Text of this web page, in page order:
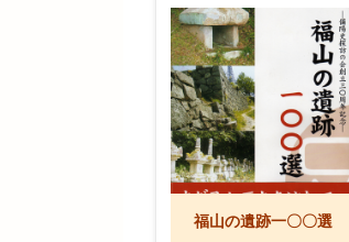
福山の遺跡一〇〇選